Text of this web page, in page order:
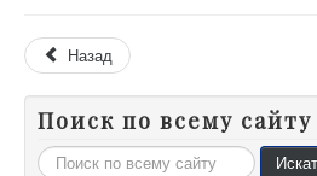
Назад
Поиск по всему сайту
Искать...